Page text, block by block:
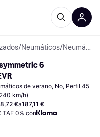
/Neumáticos/ Neumáticos de coche
6
de verano, No, Perfil 45
km/h)
€a187,11 €
TAE 0% con